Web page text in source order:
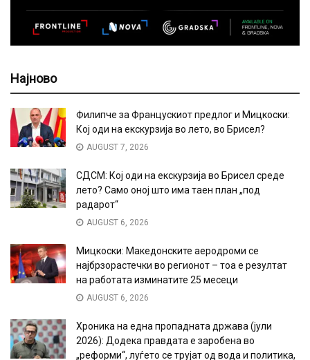
Најново
Филипче за Францускиот предлог и Мицкоски:
Кој оди на екскурзија во лето, во Брисел?
AUGUST 7, 2026
СДСМ: Кој оди на екскурзија во Брисел среде
лето? Само оној што има таен план „под
радарот“
AUGUST 6, 2026
Мицкоски: Македонските аеродроми се
најбрзорастечки во регионот – тоа е резултат
на работата изминатите 25 месеци
AUGUST 6, 2026
Хроника на една пропадната држава (јули
2026): Додека правдата е заробена во
„реформи“, луѓето се трујат од вода и политика,